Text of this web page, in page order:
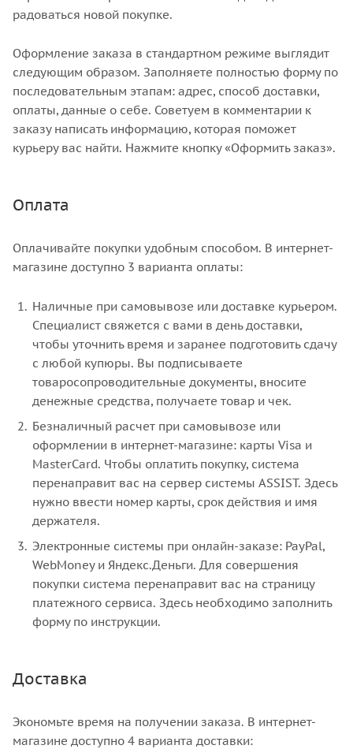
радоваться новой покупке.
Оформление заказа в стандартном режиме выглядит
следующим образом. Заполняете полностью форму по
последовательным этапам: адрес, способ доставки,
оплаты, данные о себе. Советуем в комментарии к
заказу написать информацию, которая поможет
курьеру вас найти. Нажмите кнопку «Оформить заказ».
Оплата
Оплачивайте покупки удобным способом. В интернет-
магазине доступно 3 варианта оплаты:
Наличные при самовывозе или доставке курьером.
Специалист свяжется с вами в день доставки,
чтобы уточнить время и заранее подготовить сдачу
с любой купюры. Вы подписываете
товаросопроводительные документы, вносите
денежные средства, получаете товар и чек.
Безналичный расчет при самовывозе или
оформлении в интернет-магазине: карты Visa и
MasterCard. Чтобы оплатить покупку, система
перенаправит вас на сервер системы ASSIST. Здесь
нужно ввести номер карты, срок действия и имя
держателя.
Электронные системы при онлайн-заказе: PayPal,
WebMoney и Яндекс.Деньги. Для совершения
покупки система перенаправит вас на страницу
платежного сервиса. Здесь необходимо заполнить
форму по инструкции.
Доставка
Экономьте время на получении заказа. В интернет-
магазине доступно 4 варианта доставки: